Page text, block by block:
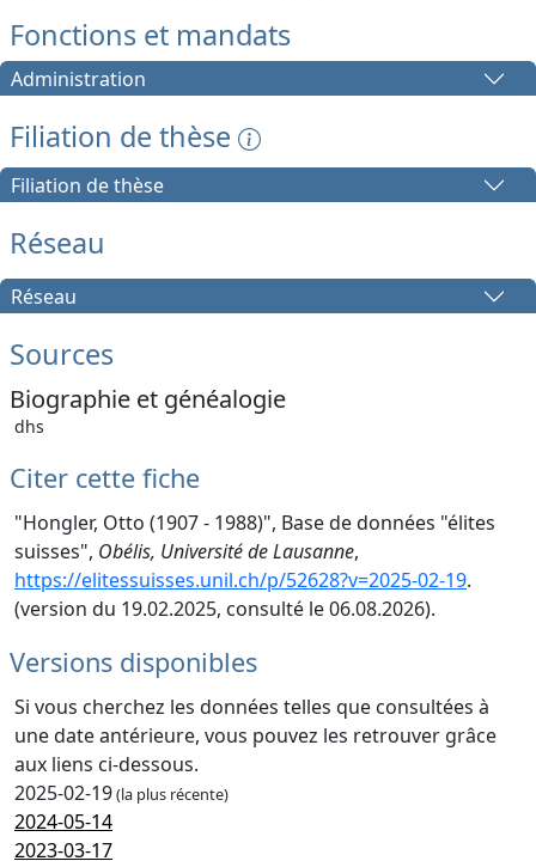
Fonctions et mandats
Administration
Filiation de thèse
Filiation de thèse
Réseau
Réseau
Sources
Biographie et généalogie
dhs
Citer cette fiche
"Hongler, Otto (1907 - 1988)", Base de données "élites
suisses", Obélis, Université de Lausanne,
https://elitessuisses.unil.ch/p/52628?v=2025-02-19.
(version du 19.02.2025, consulté le 06.08.2026).
Versions disponibles
Si vous cherchez les données telles que consultées à
une date antérieure, vous pouvez les retrouver grâce
aux liens ci-dessous.
2025-02-19(la plus récente)
2024-05-14
2023-03-17